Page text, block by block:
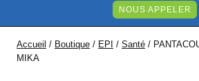
NOUS APPELER
Accueil / Boutique / EPI / Santé /
MIKA